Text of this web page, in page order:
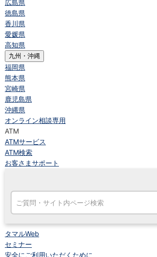
広島県
徳島県
香川県
愛媛県
高知県
九州・沖縄
福岡県
熊本県
宮崎県
鹿児島県
沖縄県
オンライン相談専用
ATM
ATMサービス
ATM検索
お客さまサポート
タマルWeb
セミナー
安全にご利用いただくために